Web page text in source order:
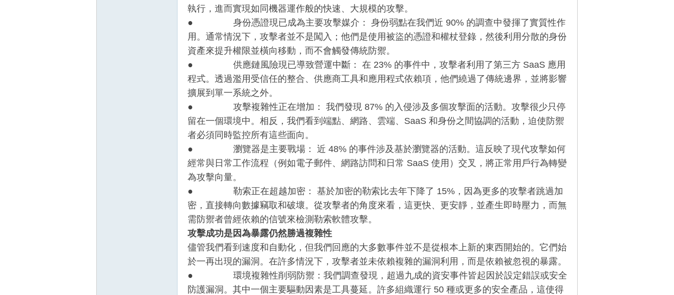
執行，進而實現如同機器運作般的快速、大規模的攻擊。
● 身份憑證現已成為主要攻擊媒介： 身份弱點在我們近 90% 的調查中發揮了實質性作
用。通常情況下，攻擊者並不是闖入；他們是使用被盜的憑證和權杖登錄，然後利用分散的身份
資產來提升權限並橫向移動，而不會觸發傳統防禦。
● 供應鏈風險現已導致營運中斷： 在 23% 的事件中，攻擊者利用了第三方 SaaS 應用
程式。透過濫用受信任的整合、供應商工具和應用程式依賴項，他們繞過了傳統邊界，並將影響
擴展到單一系統之外。
● 攻擊複雜性正在增加： 我們發現 87% 的入侵涉及多個攻擊面的活動。攻擊很少只停
留在一個環境中。相反，我們看到端點、網路、雲端、SaaS 和身份之間協調的活動，迫使防禦
者必須同時監控所有這些面向。
● 瀏覽器是主要戰場： 近 48% 的事件涉及基於瀏覽器的活動。這反映了現代攻擊如何
經常與日常工作流程（例如電子郵件、網路訪問和日常 SaaS 使用）交叉，將正常用戶行為轉變
為攻擊向量。
● 勒索正在超越加密： 基於加密的勒索比去年下降了 15%，因為更多的攻擊者跳過加
密，直接轉向數據竊取和破壞。從攻擊者的角度來看，這更快、更安靜，並產生即時壓力，而無
需防禦者曾經依賴的信號來檢測勒索軟體攻擊。
攻擊成功是因為暴露仍然勝過複雜性
儘管我們看到速度和自動化，但我們回應的大多數事件並不是從根本上新的東西開始的。它們始
於一再出現的漏洞。在許多情況下，攻擊者並未依賴複雜的漏洞利用，而是依賴被忽視的暴露。
● 環境複雜性削弱防禦：我們調查發現，超過九成的資安事件皆起因於設定錯誤或安全
防護漏洞。其中一個主要驅動因素是工具蔓延。許多組織運行 50 種或更多的安全產品，這使得